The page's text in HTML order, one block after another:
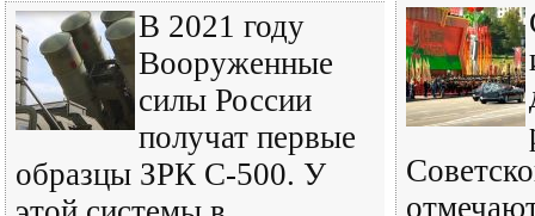
В 2021 году
Вооруженные
силы России
получат первые
образцы ЗРК С-500. У